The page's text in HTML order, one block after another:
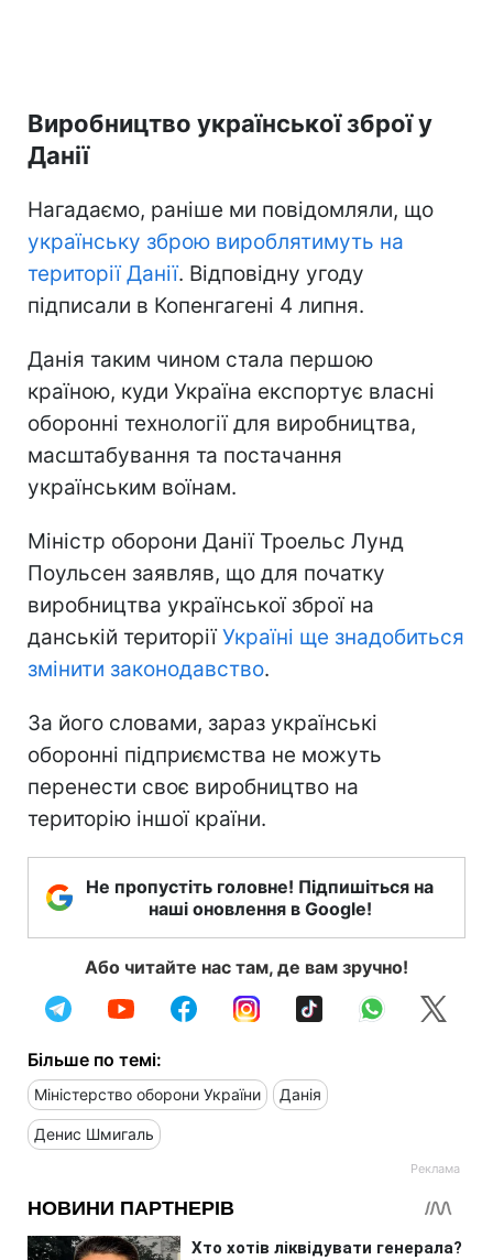
Виробництво української зброї у
Данії
Нагадаємо, раніше ми повідомляли, що
українську зброю вироблятимуть на
території Данії. Відповідну угоду
підписали в Копенгагені 4 липня.
Данія таким чином стала першою
країною, куди Україна експортує власні
оборонні технології для виробництва,
масштабування та постачання
українським воїнам.
Міністр оборони Данії Троельс Лунд
Поульсен заявляв, що для початку
виробництва української зброї на
данській територіїУкраїні ще знадобиться
змінити законодавство.
За його словами, зараз українські
оборонні підприємства не можуть
перенести своє виробництво на
територію іншої країни.
Не пропустіть головне! Підпишіться на
наші оновлення в Google!
Або читайте нас там, де вам зручно!
Більше по темі:
Міністерство оборони України Данія
Денис Шмигаль